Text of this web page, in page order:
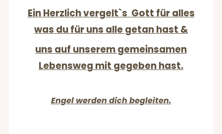
Ein Herzlich vergelt`s Gott für alles
was du für uns alle getan hast &
uns auf unserem gemeinsamen
Lebensweg mit gegeben hast.
Engel werden dich begleiten.